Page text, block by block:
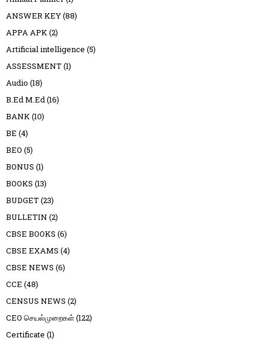
ANSWER KEY(88)
APPA APK(2)
Artificial intelligence (5)
ASSESSMENT(1)
Audio (18)
B.Ed M.Ed(16)
BANK(10)
BE (4)
BEO (5)
BONUS (1)
BOOKS (13)
BUDGET(23)
BULLETIN (2)
CBSE BOOKS (6)
CBSE EXAMS (4)
CBSE NEWS (6)
CCE (48)
CENSUS NEWS (2)
CEO செயல்முறைகள்(122)
Certificate (1)